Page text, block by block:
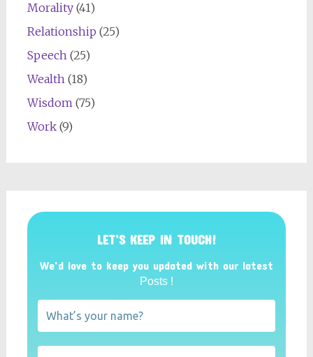
Morality(41)
Relationship (25)
Speech(25)
Wealth(18)
Wisdom(75)
Work(9)
LET’S KEEP IN TOUCH!
We’d love to keep you updated with our latest
Posts !